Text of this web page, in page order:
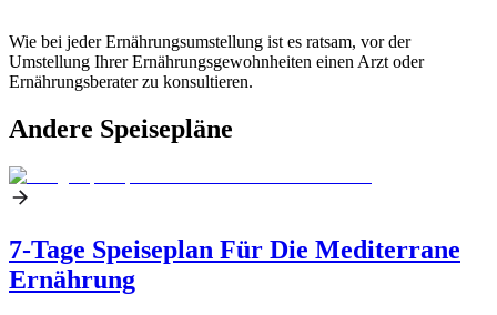
Wie bei jeder Ernährungsumstellung ist es ratsam, vor der
Umstellung Ihrer Ernährungsgewohnheiten einen Arzt oder
Ernährungsberater zu konsultieren.
Andere Speisepläne
7-Tage Speiseplan Für Die Mediterrane
Ernährung